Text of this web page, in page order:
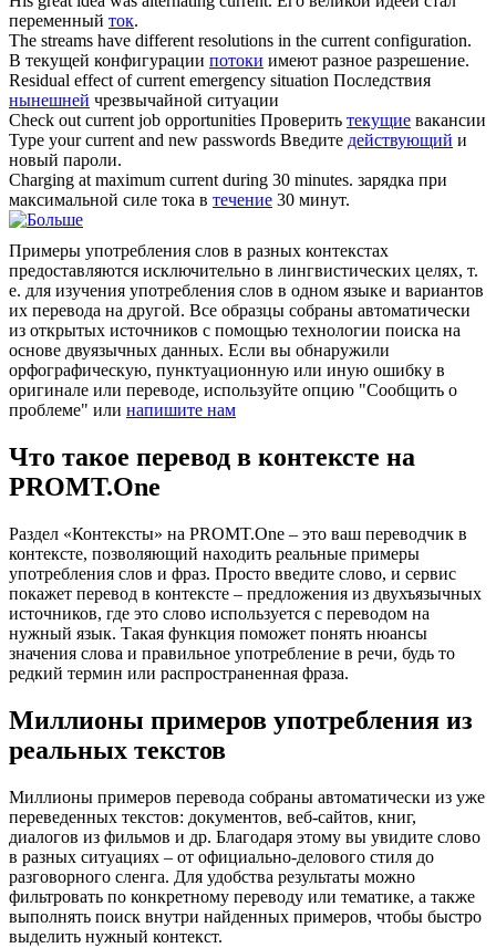
переменный ток.
The streams have different resolutions in the currentconfiguration.
В текущей конфигурации потоки имеют разное разрешение.
Residual effect ofcurrentemergency situation Последствия
нынешней чрезвычайной ситуации
Check outcurrentjob opportunities Проверить текущие вакансии
Type yourcurrentand new passwords Введите действующий и
новый пароли.
Charging at maximum currentduring 30 minutes. зарядка при
максимальной силе тока в течение 30 минут.
Примеры употребления слов в разных контекстах
предоставляются исключительно в лингвистических целях, т.
е. для изучения употребления слов в одном языке и вариантов
их перевода на другой. Все образцы собраны автоматически
из открытых источников с помощью технологии поиска на
основе двуязычных данных. Если вы обнаружили
орфографическую, пунктуационную или иную ошибку в
оригинале или переводе, используйте опцию "Сообщить о
проблеме" или напишите нам
Что такое перевод в контексте на
PROMT.One
Раздел «Контексты» на PROMT.One – это ваш переводчик в
контексте, позволяющий находить реальные примеры
употребления слов и фраз. Просто введите слово, и сервис
покажет перевод в контексте – предложения из двухъязычных
источников, где это слово используется с переводом на
нужный язык. Такая функция поможет понять нюансы
значения слова и правильное употребление в речи, будь то
редкий термин или распространенная фраза.
Миллионы примеров употребления из
реальных текстов
Миллионы примеров перевода собраны автоматически из уже
переведенных текстов: документов, веб-сайтов, книг,
диалогов из фильмов и др. Благодаря этому вы увидите слово
в разных ситуациях – от официально-делового стиля до
разговорного сленга. Для удобства результаты можно
фильтровать по конкретному переводу или тематике, а также
выполнять поиск внутри найденных примеров, чтобы быстро
выделить нужный контекст.